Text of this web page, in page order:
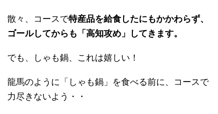
散々、コースで特産品を給食したにもかかわらず、
ゴールしてからも「高知攻め」してきます。
でも、しゃも鍋、これは嬉しい！
龍馬のように「しゃも鍋」を食べる前に、コースで
力尽きないよう・・